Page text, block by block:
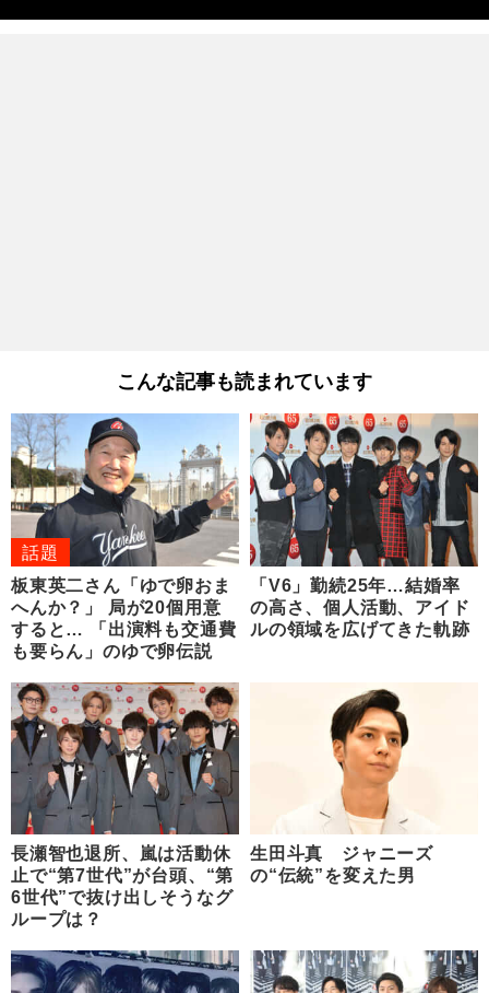
こんな記事も読まれています
話題
板東英二さん「ゆで卵おま
へんか？」 局が20個用意
すると… 「出演料も交通費
も要らん」のゆで卵伝説
「V6」勤続25年…結婚率
の高さ、個人活動、アイド
ルの領域を広げてきた軌跡
長瀬智也退所、嵐は活動休
止で“第7世代”が台頭、“第
6世代”で抜け出しそうなグ
ループは？
生田斗真 ジャニーズ
の“伝統”を変えた男